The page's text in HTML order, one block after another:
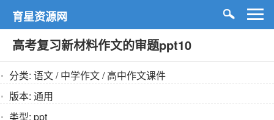
育星资源网
高考复习新材料作文的审题ppt10
分类: 语文/中学作文/高中作文课件
版本: 通用
类型: ppt